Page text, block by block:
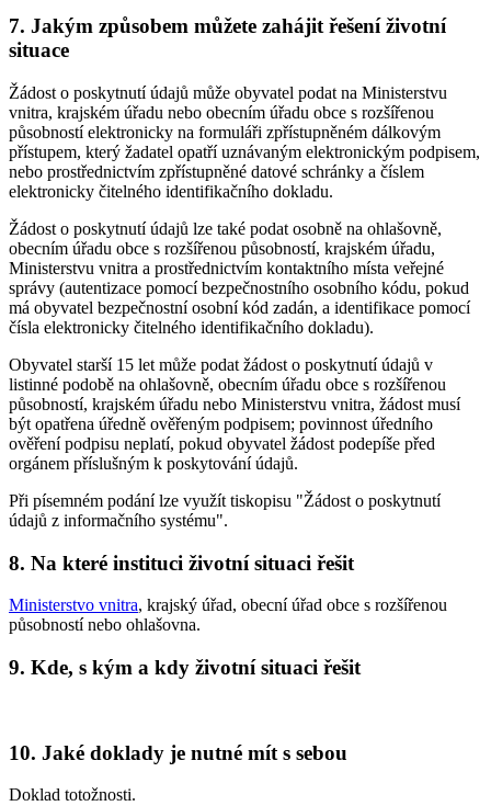
7. Jakým způsobem můžete zahájit řešení životní
situace
Žádost o poskytnutí údajů může obyvatel podat na Ministerstvu
vnitra, krajském úřadu nebo obecním úřadu obce s rozšířenou
působností elektronicky na formuláři zpřístupněném dálkovým
přístupem, který žadatel opatří uznávaným elektronickým podpisem,
nebo prostřednictvím zpřístupněné datové schránky a číslem
elektronicky čitelného identifikačního dokladu.
Žádost o poskytnutí údajů lze také podat osobně na ohlašovně,
obecním úřadu obce s rozšířenou působností, krajském úřadu,
Ministerstvu vnitra a prostřednictvím kontaktního místa veřejné
správy (autentizace pomocí bezpečnostního osobního kódu, pokud
má obyvatel bezpečnostní osobní kód zadán, a identifikace pomocí
čísla elektronicky čitelného identifikačního dokladu).
Obyvatel starší 15 let může podat žádost o poskytnutí údajů v
listinné podobě na ohlašovně, obecním úřadu obce s rozšířenou
působností, krajském úřadu nebo Ministerstvu vnitra, žádost musí
být opatřena úředně ověřeným podpisem; povinnost úředního
ověření podpisu neplatí, pokud obyvatel žádost podepíše před
orgánem příslušným k poskytování údajů.
Při písemném podání lze využít tiskopisu "Žádost o poskytnutí
údajů z informačního systému".
8. Na které instituci životní situaci řešit
Ministerstvo vnitra, krajský úřad, obecní úřad obce s rozšířenou
působností nebo ohlašovna.
9. Kde, s kým a kdy životní situaci řešit
10. Jaké doklady je nutné mít s sebou
Doklad totožnosti.